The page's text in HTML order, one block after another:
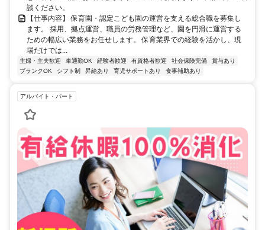
談ください。
【仕事内容】 保育園・認定こども園の運営を支える総合職を募集し
ます。 採用、拠点運営、職員の労務管理など、園を円滑に運営する
ための幅広い業務をお任せします。 保育業界での経験を活かし、現
場だけでは...
主婦・主夫歓迎 車通勤OK 経験者歓迎 有資格者歓迎 社会保険完備
賞与あり
ブランクOK
シフト制 昇給あり 育児サポートあり 食事補助あり
アルバイト・パート